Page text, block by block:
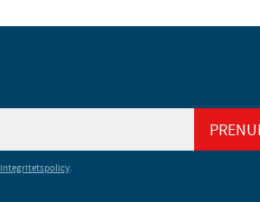
integritetspolicy.